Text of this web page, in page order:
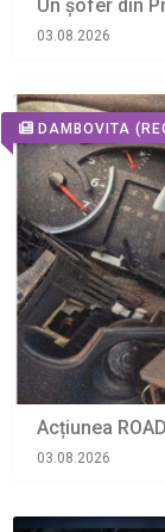
Un șofer din
03.08.2026
DAMBOVITA
Acțiunea
03.08.2026